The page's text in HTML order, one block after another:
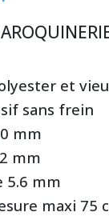
et
sans frein
mm
mm
5.6 mm
maxi 75